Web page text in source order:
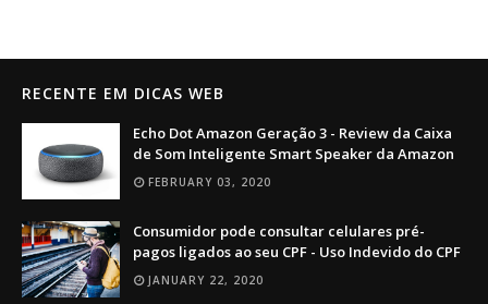
RECENTE EM DICAS WEB
Echo Dot Amazon Geração 3 - Review da Caixa
de Som Inteligente Smart Speaker da Amazon
FEBRUARY 03, 2020
Consumidor pode consultar celulares pré-
pagos ligados ao seu CPF - Uso Indevido do CPF
JANUARY 22, 2020